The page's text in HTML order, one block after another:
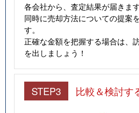
各会社から、査定結果が届きます
同時に売却方法についての提案
す。
正確な金額を把握する場合は、
を出しましょう！
STEP3 比較＆検討す